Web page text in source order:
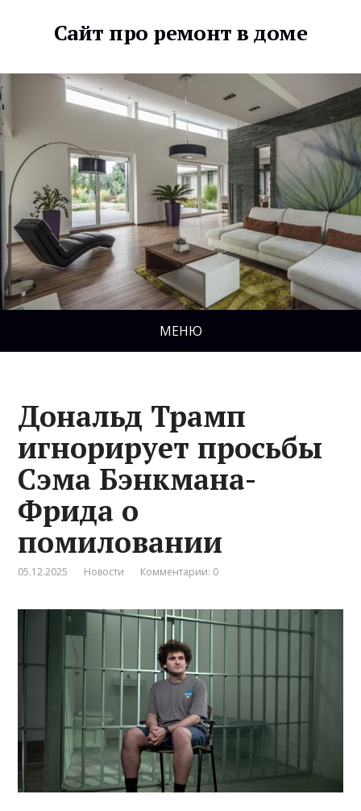
Сайт про ремонт в доме
МЕНЮ
Дональд Трамп
игнорирует просьбы
Сэма Бэнкмана-
Фрида о
помиловании
05.12.2025 Новости Комментарии: 0